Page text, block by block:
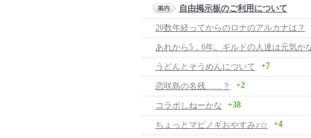
自由掲示板のご利用について
20数年経ってからのロナのアルカナは？
あれから5，6年。ギルドの人達は元気か
うどんとそうめんについて
+7
恋咲島の名残……？ +2
コラボしねーかな +38
ちょっとマビノギおやすみ♪☆ +4